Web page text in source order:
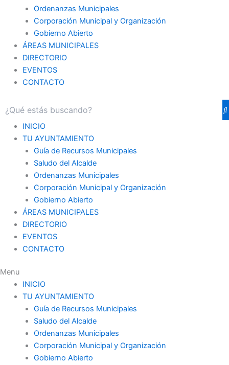
Ordenanzas Municipales
Corporación Municipal y Organización
Gobierno Abierto
ÁREAS MUNICIPALES
DIRECTORIO
EVENTOS
CONTACTO
INICIO
TU AYUNTAMIENTO
Guía de Recursos Municipales
Saludo del Alcalde
Ordenanzas Municipales
Corporación Municipal y Organización
Gobierno Abierto
ÁREAS MUNICIPALES
DIRECTORIO
EVENTOS
CONTACTO
Menu
INICIO
TU AYUNTAMIENTO
Guía de Recursos Municipales
Saludo del Alcalde
Ordenanzas Municipales
Corporación Municipal y Organización
Gobierno Abierto